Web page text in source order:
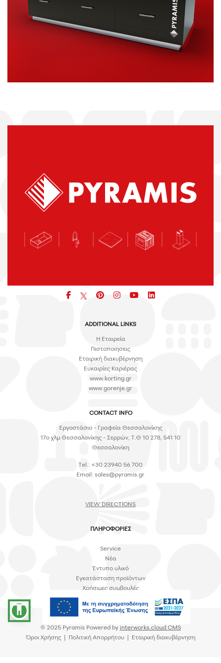
accessibility
Facebookpinterest
iconiconicon
ADDITIONAL LINKS
H Εταιρεία
Πιστοποιησεις
Εταιρική διακυβέρνηση
Ευκαιρίες Καριέρας
www.korting.gr
www.gorenje.gr
CONTACT INFO
Εργοστάσιο - Γραφεία Θεσσαλονίκης
17ο χλμ Θεσσαλονίκης - Σερρών, Τ.Θ 10 278, 541 10
Θεσσαλονίκη
Tel.: +30 23940 56 700
Email: sales@pyramis.gr
VIEW DIRECTIONS
ΠΛΗΡΟΦΟΡΙΕΣ
Service
Νέα
Έντυπο υλικό
Εγκατάσταση προϊόντων
Χρήσιμες συμβουλές
© 2025 Pyramis Powered by interworks.cloud CMS
Όροι Χρήσης| Πολιτική Απορρήτου| Εταιρική διακυβέρνηση